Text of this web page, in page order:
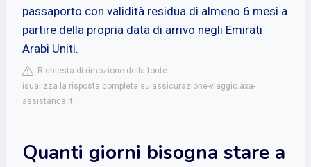
passaporto con validità residua di almeno 6 mesi a
partire della propria data di arrivo negli Emirati
Arabi Uniti.
Richiesta di rimozione della fonte
isualizza la risposta completa su assicurazione-viaggio.axa-
assistance.it
Quanti giorni bisogna stare a